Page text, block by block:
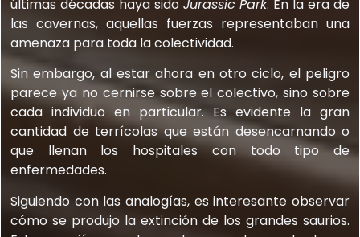
últimas décadas haya sido Jurassic Park. En la era de
las cavernas, aquellas fuerzas representaban una
amenaza para toda la colectividad.
Sin embargo, al estar ahora en otro ciclo, el peligro
parece ya no cernirse sobre el colectivo, sino sobre
cada individuo en particular. Es evidente la gran
cantidad de terrícolas que están desencarnando o
que llenan los hospitales con todo tipo de
enfermedades.
Siguiendo con las analogías, es interesante observar
cómo se produjo la extinción de los grandes saurios.